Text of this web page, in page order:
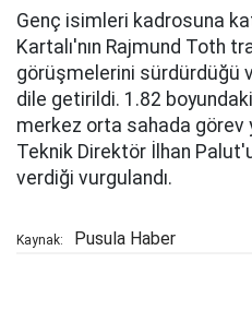
Genç isimleri kadrosuna
Kartalı'nın Rajmund Toth
görüşmelerini sürdürdüğü
dile getirildi. 1.82
merkez orta sahada görev
Teknik Direktör İlhan
verdiği vurgulandı.
Kaynak: Pusula Haber